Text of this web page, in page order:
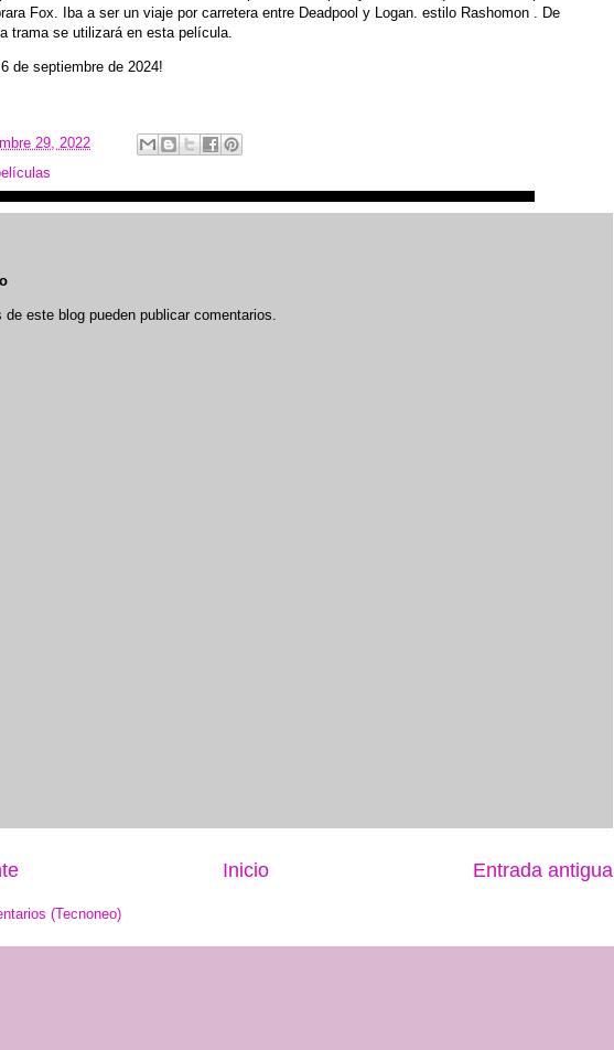
Fox. Iba a ser un viaje por carretera entre Deadpool y Logan. estilo Rashomon . De
trama se utilizará en esta película.
de septiembre de 2024!
29, 2022
este blog pueden publicar comentarios.
Entrada antigua
Inicio
(Tecnoneo)